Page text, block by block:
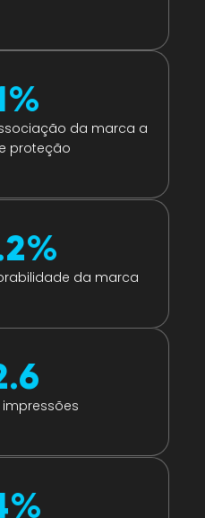
%
da marca a
proteção
%
da marca
%